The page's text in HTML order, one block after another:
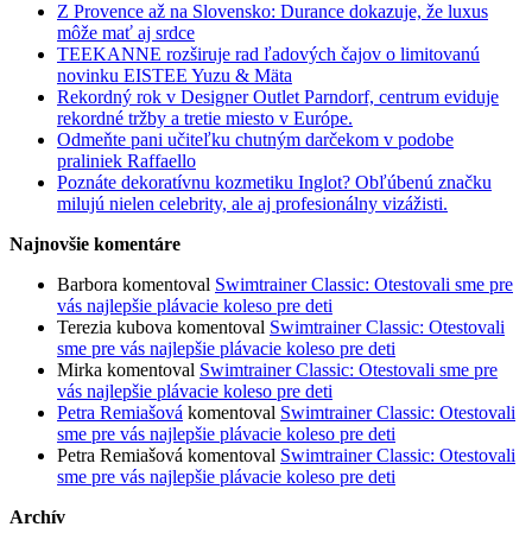
Z Provence až na Slovensko: Durance dokazuje, že luxus
môže mať aj srdce
TEEKANNE rozširuje rad ľadových čajov o limitovanú
novinku EISTEE Yuzu & Mäta
Rekordný rok v Designer Outlet Parndorf, centrum eviduje
rekordné tržby a tretie miesto v Európe.
Odmeňte pani učiteľku chutným darčekom v podobe
praliniek Raffaello
Poznáte dekoratívnu kozmetiku Inglot? Obľúbenú značku
milujú nielen celebrity, ale aj profesionálny vizážisti.
Najnovšie komentáre
Barbora komentoval Swimtrainer Classic: Otestovali sme pre
vás najlepšie plávacie koleso pre deti
Terezia kubova komentoval Swimtrainer Classic: Otestovali
sme pre vás najlepšie plávacie koleso pre deti
Mirka komentoval Swimtrainer Classic: Otestovali sme pre
vás najlepšie plávacie koleso pre deti
Petra Remiašová komentoval Swimtrainer Classic: Otestovali
sme pre vás najlepšie plávacie koleso pre deti
Petra Remiašová komentoval Swimtrainer Classic: Otestovali
sme pre vás najlepšie plávacie koleso pre deti
Archív